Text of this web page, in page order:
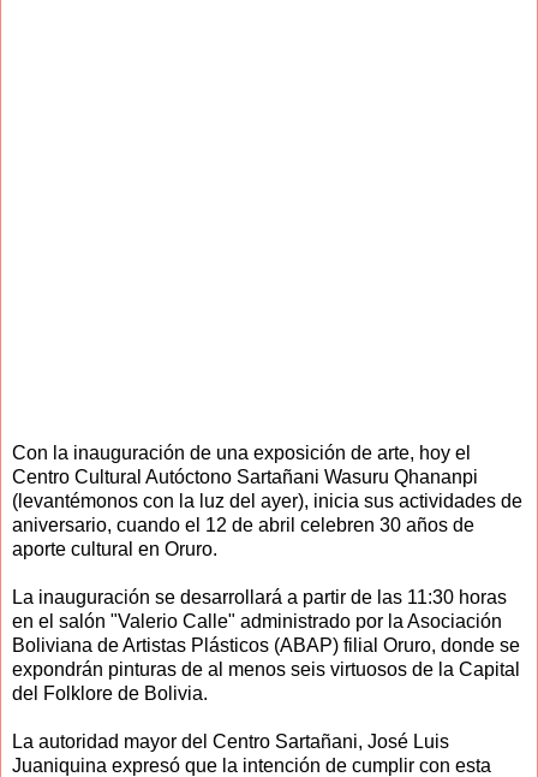
Con la inauguración de una exposición de arte, hoy el
Centro Cultural Autóctono Sartañani Wasuru Qhananpi
(levantémonos con la luz del ayer), inicia sus actividades de
aniversario, cuando el 12 de abril celebren 30 años de
aporte cultural en Oruro.
La inauguración se desarrollará a partir de las 11:30 horas
en el salón "Valerio Calle" administrado por la Asociación
Boliviana de Artistas Plásticos (ABAP) filial Oruro, donde se
expondrán pinturas de al menos seis virtuosos de la Capital
del Folklore de Bolivia.
La autoridad mayor del Centro Sartañani, José Luis
Juaniquina expresó que la intención de cumplir con esta